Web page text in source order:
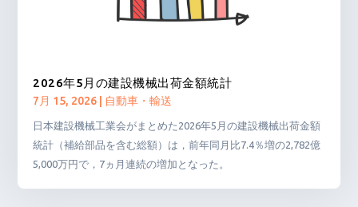
2026年5月の建設機械出荷金額統計
7月 15, 2026 自動車・輸送
日本建設機械工業会がまとめた2026年5月の建設機械出荷金額
統計（補給部品を含む総額）は，前年同月比7.4％増の2,782億
5,000万円で，7ヵ月連続の増加となった。